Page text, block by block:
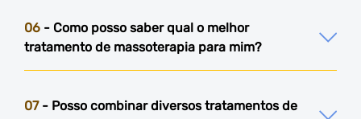
06 - Como posso saber qual o melhor
tratamento de massoterapia para mim?
07- Posso combinar diversos tratamentos de